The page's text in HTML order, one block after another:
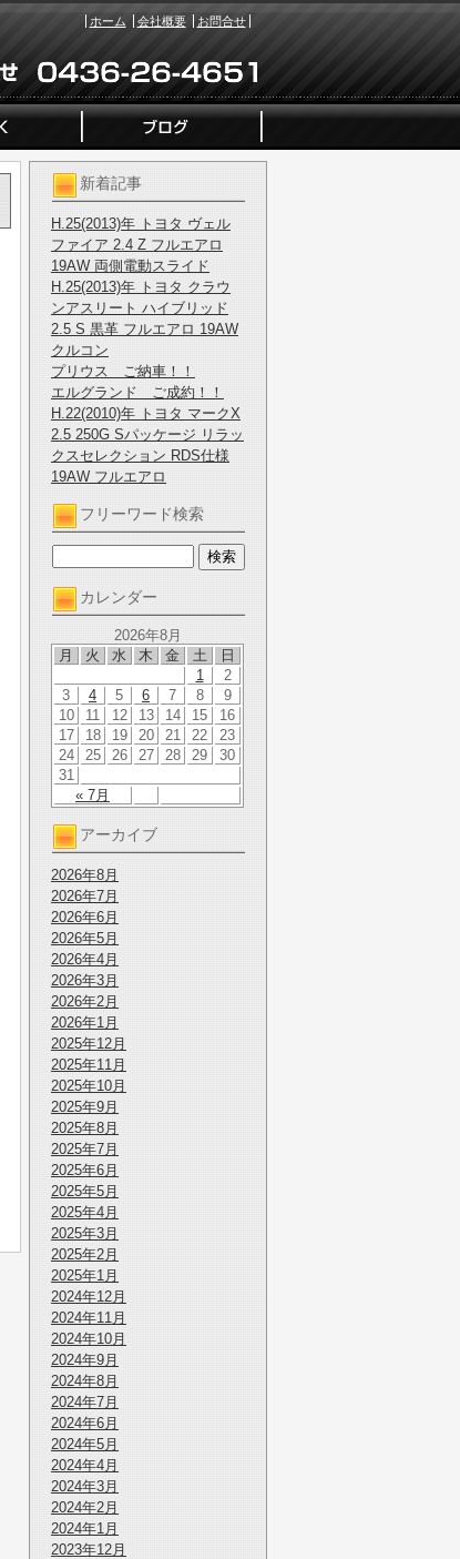
ホーム 会社概要 お問合せ
新着記事
H.25(2013)年 トヨタ ヴェル
ファイア 2.4 Z フルエアロ
19AW 両側電動スライド
H.25(2013)年 トヨタ クラウ
ンアスリート ハイブリッド
2.5 S 黒革 フルエアロ 19AW
クルコン
プリウス ご納車！！
エルグランド ご成約！！
H.22(2010)年 トヨタ マークX
2.5 250G Sパッケージ リラッ
クスセレクション RDS仕様
19AW フルエアロ
フリーワード検索
カレンダー
2026年8月
月
火 水 木 金 土 日
« 7月
1
2
3
4 5 6 7 8
9
10
11 12 13 14 15
16
17
18 19 20 21 22
23
24
25 26 27 28 29
30
31
アーカイブ
2026年8月
2026年7月
2026年6月
2026年5月
2026年4月
2026年3月
2026年2月
2026年1月
2025年12月
2025年11月
2025年10月
2025年9月
2025年8月
2025年7月
2025年6月
2025年5月
2025年4月
2025年3月
2025年2月
2025年1月
2024年12月
2024年11月
2024年10月
2024年9月
2024年8月
2024年7月
2024年6月
2024年5月
2024年4月
2024年3月
2024年2月
2024年1月
2023年12月